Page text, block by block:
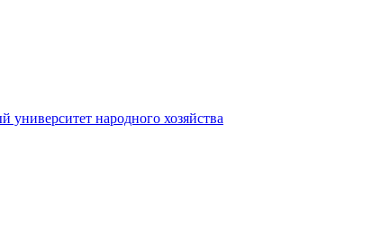
университет народного хозяйства